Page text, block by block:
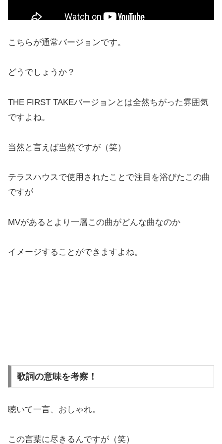
こちらが通常バージョンです。
どうでしょうか？
THE FIRST TAKEバージョンとは全然ちがった雰囲気
ですよね。
当然と言えば当然ですが（笑）
テラスハウスで使用されたことで注目を浴びたこの曲
ですが
MVがあるとより一層この曲がどんな曲なのか
イメージすることができますよね。
歌詞の意味を考察！
聴いて一言、おしゃれ。
この言葉に尽きるんですが（笑）